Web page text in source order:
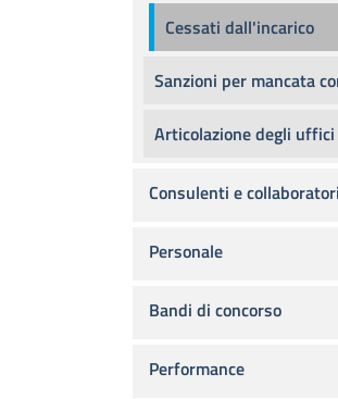
Cessati dall'incarico
Sanzioni per mancata
Articolazione degli uffici
Consulenti e collaboratori
Personale
Bandi di concorso
Performance